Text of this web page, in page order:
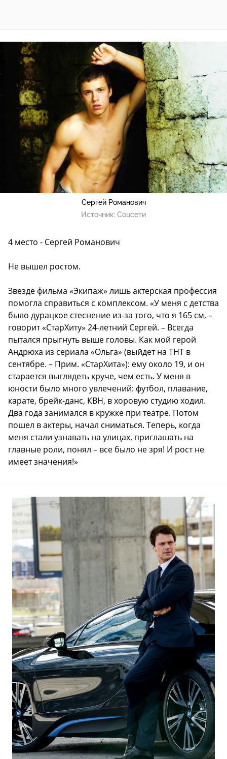
Сергей Романович
Источник: Соцсети
4 место - Сергей Романович
Не вышел ростом.
Звезде фильма «Экипаж» лишь актерская профессия
помогла справиться с комплексом. «У меня с детства
было дурацкое стеснение из-за того, что я 165 см, –
говорит «СтарХиту» 24-летний Сергей. – Всегда
пытался прыгнуть выше головы. Как мой герой
Андрюха из сериала «Ольга» (выйдет на ТНТ в
сентябре. – Прим. «СтарХита»): ему около 19, и он
старается выглядеть круче, чем есть. У меня в
юности было много увлечений: футбол, плавание,
карате, брейк-данс, КВН, в хоровую студию ходил.
Два года занимался в кружке при театре. Потом
пошел в актеры, начал сниматься. Теперь, когда
меня стали узнавать на улицах, приглашать на
главные роли, понял – все было не зря! И рост не
имеет значения!»